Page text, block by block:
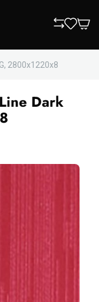
2800x1220x8
Dark